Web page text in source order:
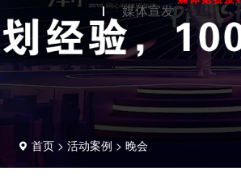
媒体宣发
首页 >活动案例 >晚会